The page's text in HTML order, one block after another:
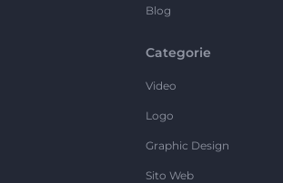
Blog
Categorie
Video
Logo
Graphic Design
Sito Web